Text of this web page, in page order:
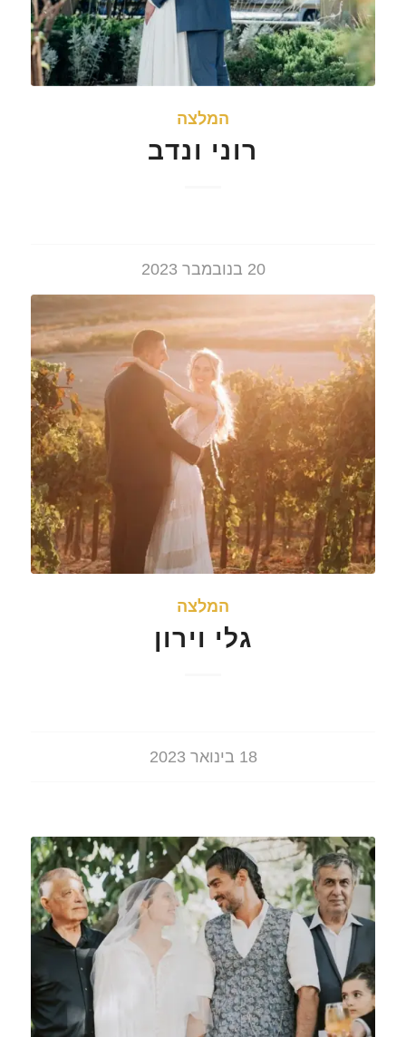
המלצה
רוני ונדב
20 בנובמבר 2023
המלצה
גלי וירון
18 בינואר 2023